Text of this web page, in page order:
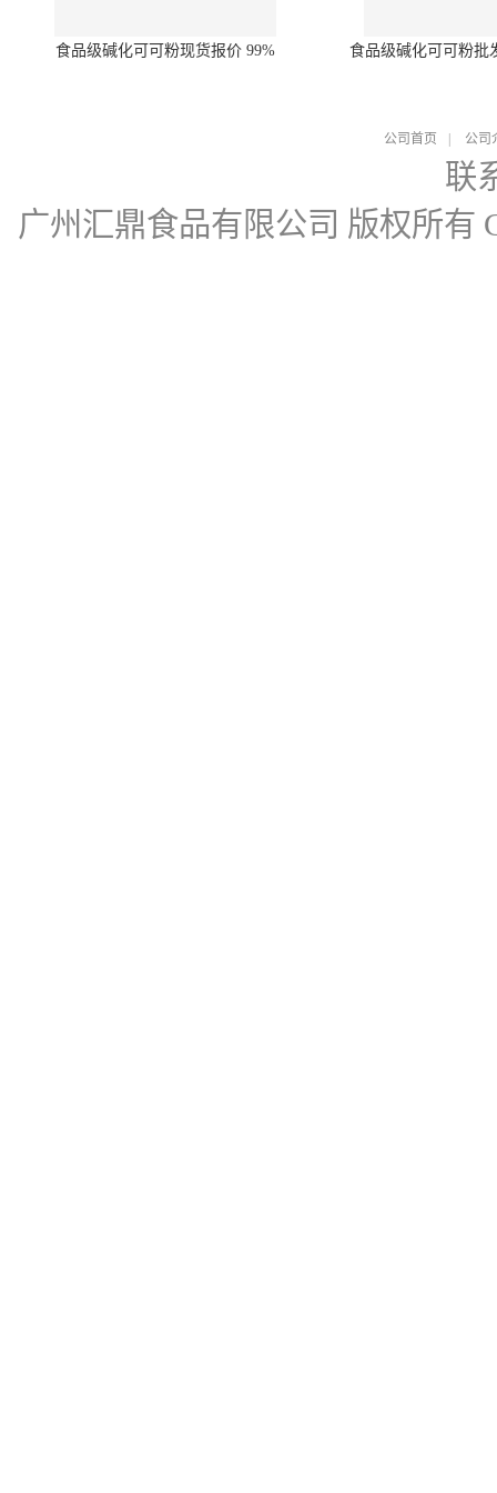
食品级碱化可可粉现货报价 99% 食品级碱化可可粉批
公司首页 公司
联
广州汇鼎食品有限公司 版权所有